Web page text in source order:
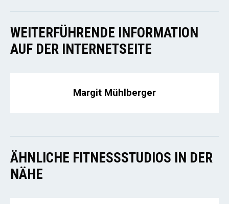
WEITERFÜHRENDE INFORMATION
AUF DER INTERNETSEITE
Margit Mühlberger
ÄHNLICHE FITNESSSTUDIOS IN DER
NÄHE